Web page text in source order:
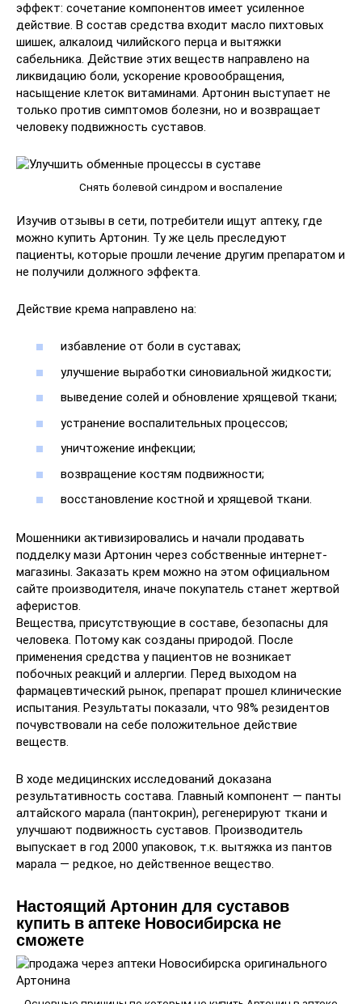
эффект: сочетание компонентов имеет усиленное
действие. В состав средства входит масло пихтовых
шишек, алкалоид чилийского перца и вытяжки
сабельника. Действие этих веществ направлено на
ликвидацию боли, ускорение кровообращения,
насыщение клеток витаминами. Артонин выступает не
только против симптомов болезни, но и возвращает
человеку подвижность суставов.
Снять болевой синдром и воспаление
Изучив отзывы в сети, потребители ищут аптеку, где
можно купить Артонин. Ту же цель преследуют
пациенты, которые прошли лечение другим препаратом и
не получили должного эффекта.
Действие крема направлено на:
избавление от боли в суставах;
улучшение выработки синовиальной жидкости;
выведение солей и обновление хрящевой ткани;
устранение воспалительных процессов;
уничтожение инфекции;
возвращение костям подвижности;
восстановление костной и хрящевой ткани.
Мошенники активизировались и начали продавать
подделку мази Артонин через собственные интернет-
магазины. Заказать крем можно на этом официальном
сайте производителя, иначе покупатель станет жертвой
аферистов.
Вещества, присутствующие в составе, безопасны для
человека. Потому как созданы природой. После
применения средства у пациентов не возникает
побочных реакций и аллергии. Перед выходом на
фармацевтический рынок, препарат прошел клинические
испытания. Результаты показали, что 98% резидентов
почувствовали на себе положительное действие
веществ.
В ходе медицинских исследований доказана
результативность состава. Главный компонент — панты
алтайского марала (пантокрин), регенерируют ткани и
улучшают подвижность суставов. Производитель
выпускает в год 2000 упаковок, т.к. вытяжка из пантов
марала — редкое, но действенное вещество.
Настоящий Артонин для суставов
купить в аптеке Новосибирска не
сможете